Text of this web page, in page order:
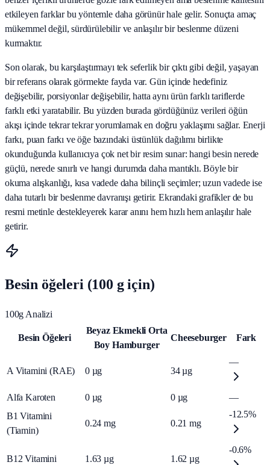
etkileyen farklar bu yöntemle daha görünür hale gelir. Sonuçta amaç
mükemmel değil, sürdürülebilir ve anlaşılır bir beslenme düzeni
kurmaktır.
Son olarak, bu karşılaştırmayı tek seferlik bir çıktı gibi değil, yaşayan
bir referans olarak görmekte fayda var. Gün içinde hedefiniz
değişebilir, porsiyonlar değişebilir, hatta aynı ürün farklı tariflerde
farklı etki yaratabilir. Bu yüzden burada gördüğünüz verileri öğün
akışı içinde tekrar tekrar yorumlamak en doğru yaklaşımı sağlar. Enerji
farkı, puan farkı ve öğe bazındaki üstünlük dağılımı birlikte
okunduğunda kullanıcıya çok net bir resim sunar: hangi besin nerede
güçlü, nerede sınırlı ve hangi durumda daha mantıklı. Böyle bir
okuma alışkanlığı, kısa vadede daha bilinçli seçimler; uzun vadede ise
daha tutarlı bir beslenme davranışı getirir. Ekrandaki grafikler de bu
resmi metinle destekleyerek karar anını hem hızlı hem anlaşılır hale
getirir.
Besin öğeleri (100 g için)
100g Analizi
Besin Öğeleri
Beyaz Ekmekli Orta
Boy Hamburger
Cheeseburger Fark
A Vitamini (RAE) 0 µg 34 µg
—
Alfa Karoten 0 µg 0 µg
—
B1 Vitamini
(Tiamin)
0.24 mg 0.21 mg
-12.5%
B12 Vitamini 1.63 µg 1.62 µg
-0.6%